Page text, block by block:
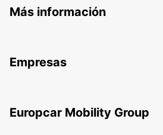
Más información
Empresas
Europcar Mobility Group